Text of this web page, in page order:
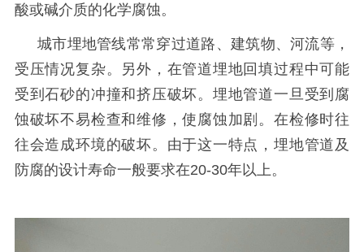
酸或碱介质的化学腐蚀。
城市埋地管线常常穿过道路、建筑物、河流等，
受压情况复杂。另外，在管道埋地回填过程中可能
受到石砂的冲撞和挤压破坏。埋地管道一旦受到腐
蚀破坏不易检查和维修，使腐蚀加剧。在检修时往
往会造成环境的破坏。由于这一特点，埋地管道及
防腐的设计寿命一般要求在20-30年以上。